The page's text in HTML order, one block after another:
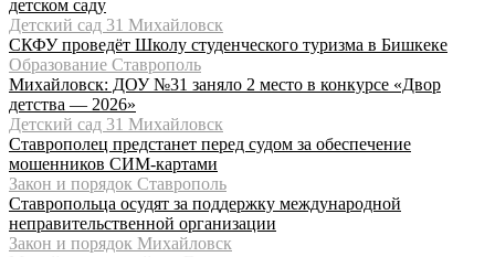
детском саду
Детский сад 31 Михайловск
СКФУ проведёт Школу студенческого туризма в Бишкеке
Образование Ставрополь
Михайловск: ДОУ №31 заняло 2 место в конкурсе «Двор
детства — 2026»
Детский сад 31 Михайловск
Ставрополец предстанет перед судом за обеспечение
мошенников СИМ-картами
Закон и порядок Ставрополь
Ставропольца осудят за поддержку международной
неправительственной организации
Закон и порядок Михайловск